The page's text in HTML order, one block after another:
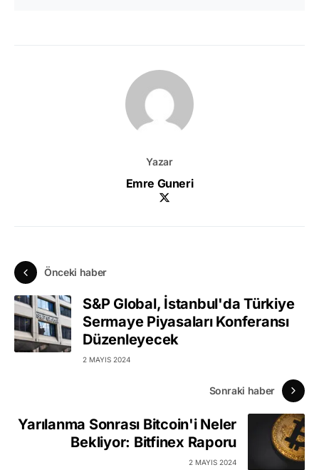
Yazar
Emre Guneri
Önceki haber
S&P Global, İstanbul'da Türkiye
Sermaye Piyasaları Konferansı
Düzenleyecek
2 MAYIS 2024
Sonraki haber
Yarılanma Sonrası Bitcoin'i Neler
Bekliyor: Bitfinex Raporu
2 MAYIS 2024